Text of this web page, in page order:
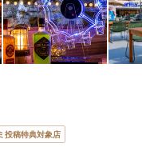
投稿特典対象店